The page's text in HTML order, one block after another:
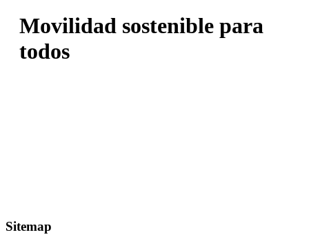
Movilidad sostenible para
todos
Sitemap